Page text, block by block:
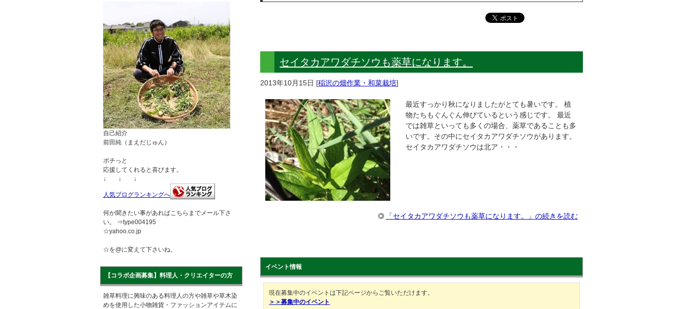
セイタカアワダチソウも薬草になります。
2013年10月15日 [稲沢の畑作業・和菜栽培]
最近すっかり秋になりましたがとても暑いです。 植
物たちもぐんぐん伸びているという感じです。 最近
では雑草といっても多くの場合、薬草であることも多
いです。その中にセイタカアワダチソウがあります。
セイタカアワダチソウは北ア・・・
「セイタカアワダチソウも薬草になります。」の続きを読む
イベント情報
現在募集中のイベントは下記ページからご覧いただけます。
＞＞募集中のイベント
自己紹介
前田純（まえだじゅん）
ポチっと
応援してくれると喜びます。
↓ ↓ ↓
人気ブログランキングへ
何か聞きたい事があればこちらまでメール下さ
い。 ⇒type004195
☆yahoo.co.jp
☆を@に変えて下さいね。
【コラボ企画募集】料理人・クリエイターの方
雑草料理に興味のある料理人の方や雑草や草木染
めを使用した小物雑貨・ファッションアイテムに